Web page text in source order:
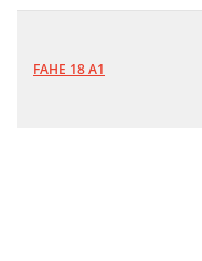
FAHE 18 A1